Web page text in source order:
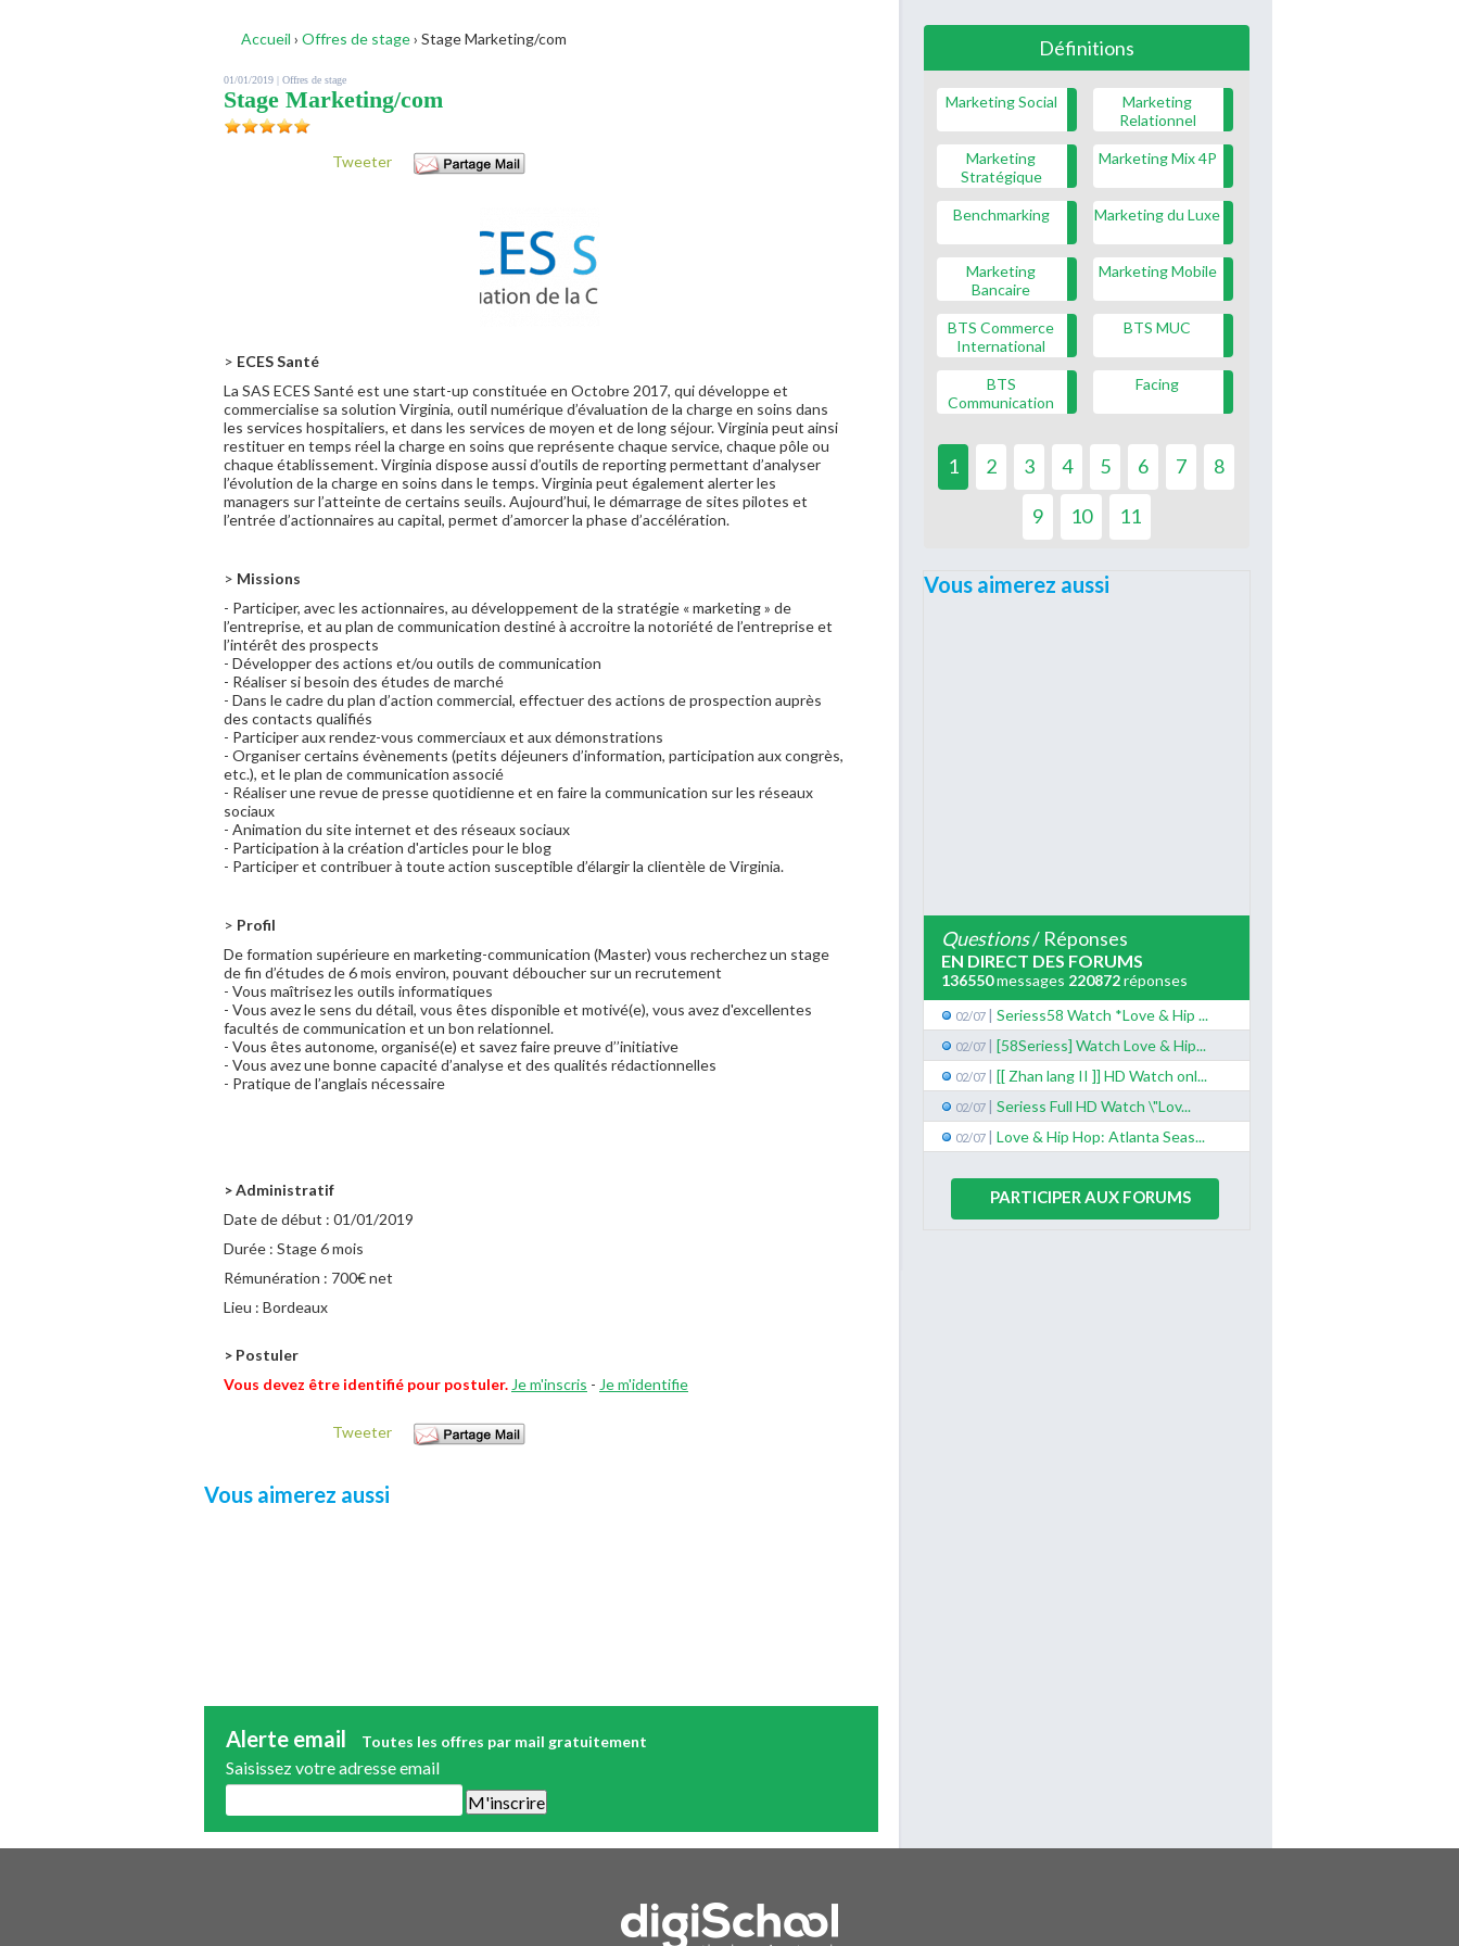
Accueil › Offres de stage› Stage Marketing/com
01/01/2019 | Offres de stage
Stage Marketing/com
Tweeter
> ECES Santé
La SAS ECES Santé est une start-up constituée en Octobre 2017, qui développe et
commercialise sa solution Virginia, outil numérique d’évaluation de la charge en soins dans
les services hospitaliers, et dans les services de moyen et de long séjour. Virginia peut ainsi
restituer en temps réel la charge en soins que représente chaque service, chaque pôle ou
chaque établissement. Virginia dispose aussi d’outils de reporting permettant d’analyser
l’évolution de la charge en soins dans le temps. Virginia peut également alerter les
managers sur l’atteinte de certains seuils. Aujourd’hui, le démarrage de sites pilotes et
l’entrée d’actionnaires au capital, permet d’amorcer la phase d’accélération.
> Missions
- Participer, avec les actionnaires, au développement de la stratégie « marketing » de
l’entreprise, et au plan de communication destiné à accroitre la notoriété de l’entreprise et
l’intérêt des prospects
- Développer des actions et/ou outils de communication
- Réaliser si besoin des études de marché
- Dans le cadre du plan d’action commercial, effectuer des actions de prospection auprès
des contacts qualifiés
- Participer aux rendez-vous commerciaux et aux démonstrations
- Organiser certains évènements (petits déjeuners d’information, participation aux congrès,
etc.), et le plan de communication associé
- Réaliser une revue de presse quotidienne et en faire la communication sur les réseaux
sociaux
- Animation du site internet et des réseaux sociaux
- Participation à la création d'articles pour le blog
- Participer et contribuer à toute action susceptible d’élargir la clientèle de Virginia.
> Profil
De formation supérieure en marketing-communication (Master) vous recherchez un stage
de fin d’études de 6 mois environ, pouvant déboucher sur un recrutement
- Vous maîtrisez les outils informatiques
- Vous avez le sens du détail, vous êtes disponible et motivé(e), vous avez d'excellentes
facultés de communication et un bon relationnel.
- Vous êtes autonome, organisé(e) et savez faire preuve d’’initiative
- Vous avez une bonne capacité d’analyse et des qualités rédactionnelles
- Pratique de l’anglais nécessaire
> Administratif
Date de début : 01/01/2019
Durée : Stage 6 mois
Rémunération : 700€ net
Lieu : Bordeaux
> Postuler
Vous devez être identifié pour postuler. Je m'inscris - Je m'identifie
Tweeter
Vous aimerez aussi
Alerte email Toutes les offres par mail gratuitement
Saisissez votre adresse email
Une alerte mail par semaine maximum. Vous pourrez vous désinscrire facilement. Aucune
Définitions
Marketing Social
Marketing
Relationnel
Marketing
Stratégique
Marketing Mix 4P
Benchmarking Marketing du Luxe
Marketing
Bancaire
Marketing Mobile
BTS Commerce
International
BTS MUC
BTS
Communication
Facing
1 2 3 4 5 6 7 8
9 10 11
Vous aimerez aussi
Questions/ Réponses
EN DIRECT DES FORUMS
136550messages 220872réponses
02/07 | Seriess58 Watch *Love & Hip ...
02/07 | [58Seriess] Watch Love & Hip...
02/07 | [[ Zhan lang II ]] HD Watch onl...
02/07 | Seriess Full HD Watch \"Lov...
02/07 | Love & Hip Hop: Atlanta Seas...
PARTICIPER AUX FORUMS